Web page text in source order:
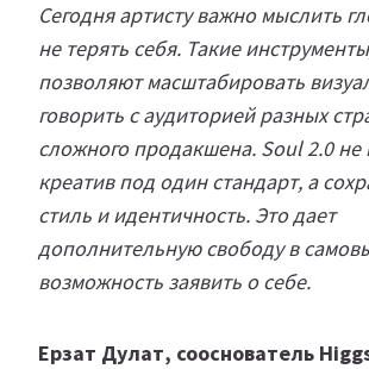
Сегодня артисту важно мыслить
не терять себя. Такие
позволяют масштабировать
говорить с аудиторией разных
сложного продакшена. Soul 2.0 не
креатив под один стандарт, а
стиль и идентичность. Это дает
дополнительную свободу в
возможность заявить о себе.
Ерзат Дулат, сооснователь